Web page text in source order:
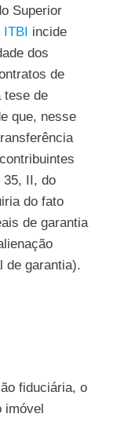
Superior
ITBI incide
dos
de
tese de
que, nesse
35, II, do
do fato
de garantia
de garantia).
fiduciária, o
imóvel